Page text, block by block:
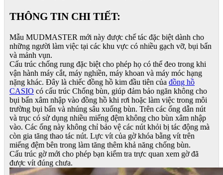
THÔNG TIN CHI TIẾT:
Mẫu MUDMASTER mới này được chế tác đặc biệt dành cho
những người làm việc tại các khu vực có nhiều gạch vỡ, bụi bẩn
và mảnh vụn.
Cấu trúc chống rung đặc biệt cho phép họ có thể đeo trong khi
vận hành máy cắt, máy nghiền, máy khoan và máy móc hạng
nặng khác. Đây là chiếc đồng hồ kim đầu tiên của đồng hồ
CASIO có cấu trúc Chống bùn, giúp đảm bảo ngăn không cho
bụi bẩn xâm nhập vào đồng hồ khi rơi hoặc làm việc trong môi
trường bụi bẩn và nhúng sâu xuống bùn. Trên các ống dẫn nút
và trục có sử dụng nhiều miếng đệm không cho bùn xâm nhập
vào. Các ống này không chỉ bảo vệ các nút khỏi bị tác động mà
còn gia tăng thao tác nút. Lực vít của gờ khóa bằng vít trên
miếng đệm bên trong làm tăng thêm khả năng chống bùn.
Cấu trúc gờ mới cho phép bạn kiểm tra trực quan xem gờ đã
được vít đúng chưa.